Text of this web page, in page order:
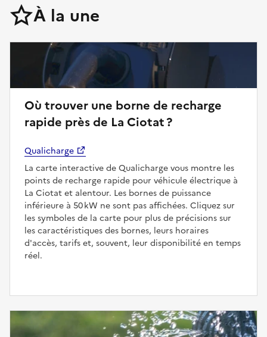
À la une
Où trouver une borne de recharge
rapide près de La Ciotat ?
Qualicharge
La carte interactive de Qualicharge vous montre les
points de recharge rapide pour véhicule électrique à
La Ciotat et alentour. Les bornes de puissance
inférieure à 50 kW ne sont pas affichées. Cliquez sur
les symboles de la carte pour plus de précisions sur
les caractéristiques des bornes, leurs horaires
d'accès, tarifs et, souvent, leur disponibilité en temps
réel.